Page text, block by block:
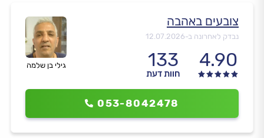
גילי בן שלמה
צובעים באהבה
נבדק לאחרונה ב-12.07.2026
4.90
133
חוות דעת
053-8042478